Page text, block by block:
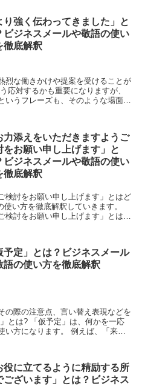
り強く伝わってきました」と
ビジネスメールや敬語の使い
徹底解釈
烈な働きかけや提案を受けることが
応対するかも重要になりますが、
いうフレーズも、そのような場面で
力添えをいただきますようご
をお願い申し上げます」と
ビジネスメールや敬語の使い
徹底解釈
検討をお願い申し上げます」とはど
い方を徹底解釈していきます。
検討をお願い申し上げます」とは?
予定」とは？ビジネスメール
語の使い方を徹底解釈
の際の注意点、言い替え表現などを
とは? 「仮予定」は、何かを一応
い方になります。 例えば、「来週
役に立てるように精励する所
ございます」とは？ビジネス